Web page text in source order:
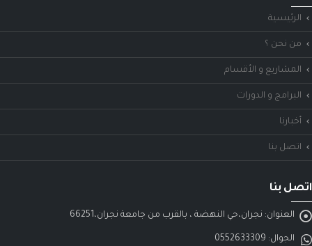
الرئيسية
من نحن ؟
المشاريع و الأقسام
البرامج و الدورات
أخبارنا
اتصل بنا
اتصل بنا
العنوان: نجران،حي النهضة ، بالقرب من جامعة نجران،66251
الجوال: 0552633309